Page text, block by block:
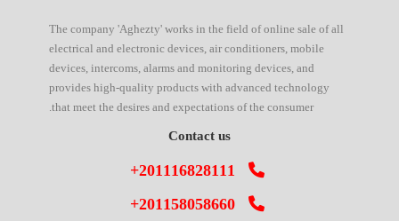
The company 'Aghezty' works in the field of online sale of all
electrical and electronic devices, air conditioners, mobile
devices, intercoms, alarms and monitoring devices, and
provides high-quality products with advanced technology
that meet the desires and expectations of the consumer.
Contact us
+201116828111
+201158058660